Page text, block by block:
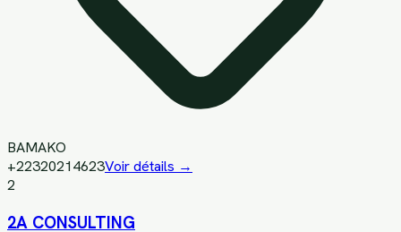
BAMAKO
+22320214623Voir détails →
2
2A CONSULTING